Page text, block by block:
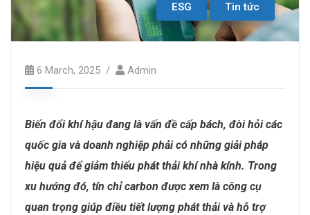
ESG Tin tức
6 March, 2025 Admin
Biến đổi khí hậu đang là vấn đề cấp bách, đòi hỏi các
quốc gia và doanh nghiệp phải có những giải pháp
hiệu quả để giảm thiểu phát thải khí nhà kính. Trong
xu hướng đó, tín chỉ carbon được xem là công cụ
quan trọng giúp điều tiết lượng phát thải và hỗ trợ